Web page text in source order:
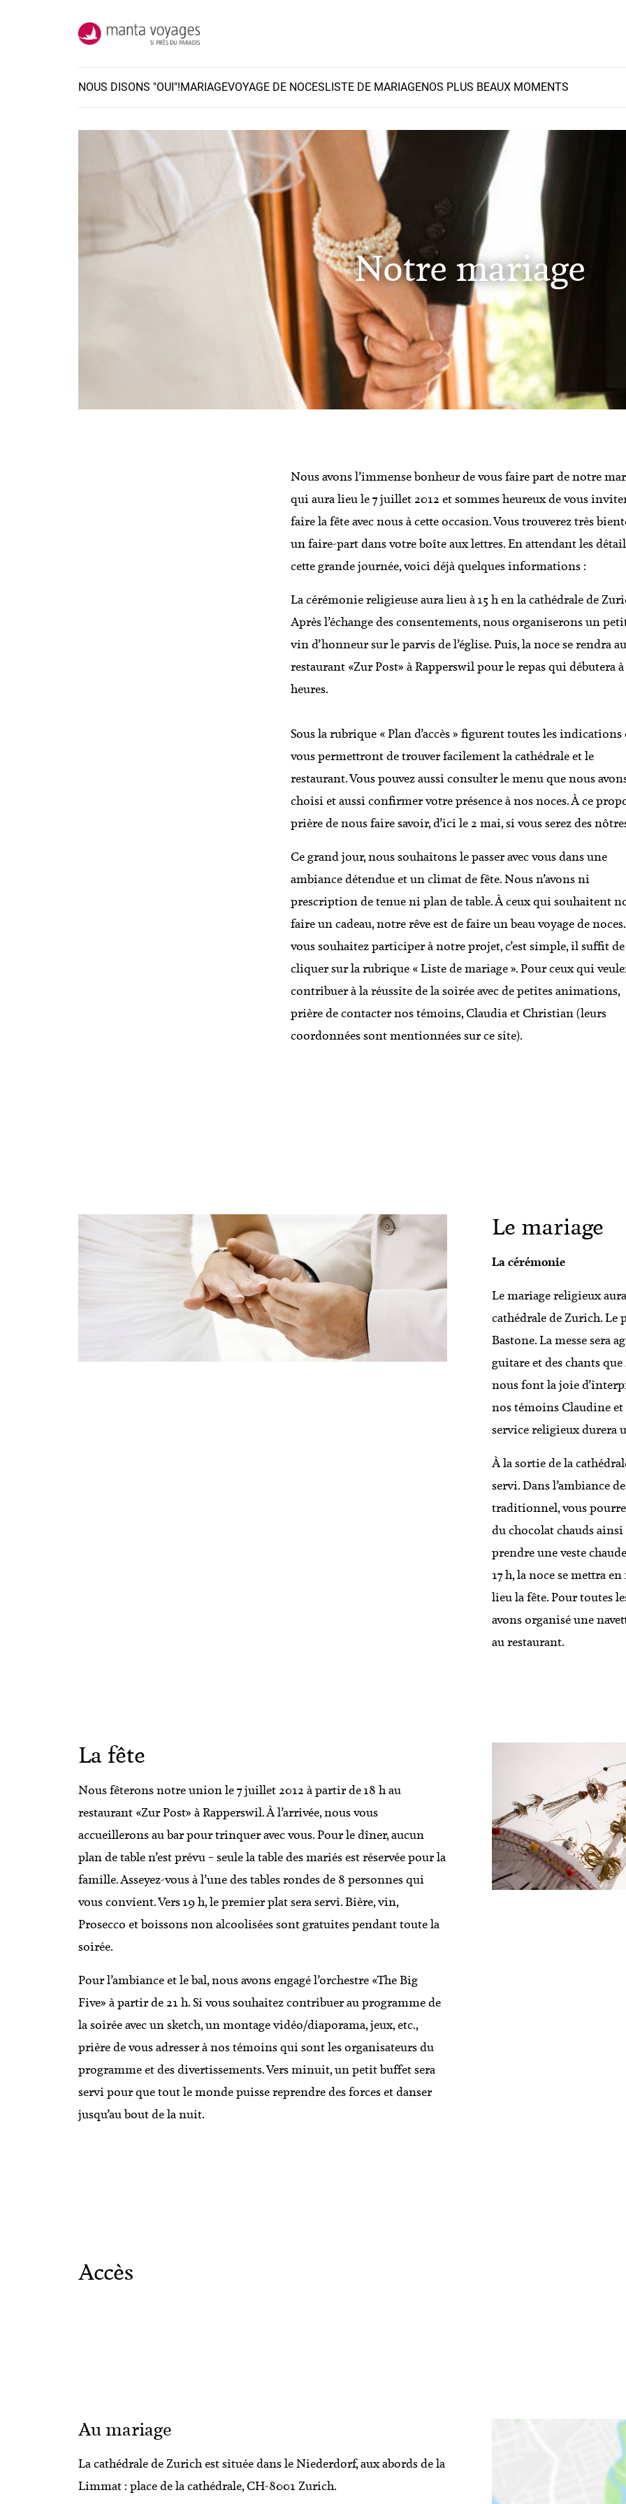
NOUS DISONS "OUI"!MARIAGEVOYAGE DE NOCESLISTE DE MARIAGENOS PLUS BEAUX MOMENTS
Notre mariage
Nous avons l’immense bonheur de vous faire part de notre
qui aura lieu le 7 juillet 2012 et sommes heureux de vous
faire la fête avec nous à cette occasion. Vous trouverez très
un faire-part dans votre boîte aux lettres. En attendant les
cette grande journée, voici déjà quelques informations :
La cérémonie religieuse aura lieu à 15 h en la cathédrale de
Après l’échange des consentements, nous organiserons un
vin d’honneur sur le parvis de l’église. Puis, la noce se rendra au
restaurant «Zur Post» à Rapperswil pour le repas qui débutera à
heures.
Sous la rubrique « Plan d’accès » figurent toutes les
vous permettront de trouver facilement la cathédrale et le
restaurant. Vous pouvez aussi consulter le menu que nous
choisi et aussi confirmer votre présence à nos noces. À ce
prière de nous faire savoir, d’ici le 2 mai, si vous serez des
Ce grand jour, nous souhaitons le passer avec vous dans une
ambiance détendue et un climat de fête. Nous n’avons ni
prescription de tenue ni plan de table. À ceux qui souhaitent
faire un cadeau, notre rêve est de faire un beau voyage de
vous souhaitez participer à notre projet, c’est simple, il suffit de
cliquer sur la rubrique « Liste de mariage ». Pour ceux qui
contribuer à la réussite de la soirée avec de petites animations,
prière de contacter nos témoins, Claudia et Christian (leurs
coordonnées sont mentionnées sur ce site).
Le mariage
La cérémonie
Le mariage religieux
cathédrale de Zurich.
Bastone. La messe sera
guitare et des chants
nous font la joie
nos témoins Claudine
service religieux durera
À la sortie de la
servi. Dans l’ambiance
traditionnel, vous
du chocolat chauds ainsi
prendre une veste
17 h, la noce se mettra
lieu la fête. Pour toutes
avons organisé une
au restaurant.
La fête
Nous fêterons notre union le 7 juillet 2012 à partir de 18 h au
restaurant «Zur Post» à Rapperswil. À l’arrivée, nous vous
accueillerons au bar pour trinquer avec vous. Pour le dîner, aucun
plan de table n’est prévu – seule la table des mariés est réservée pour la
famille. Asseyez-vous à l’une des tables rondes de 8 personnes qui
vous convient. Vers 19 h, le premier plat sera servi. Bière, vin,
Prosecco et boissons non alcoolisées sont gratuites pendant toute la
soirée.
Pour l’ambiance et le bal, nous avons engagé l’orchestre «The Big
Five» à partir de 21 h. Si vous souhaitez contribuer au programme de
la soirée avec un sketch, un montage vidéo/diaporama, jeux, etc.,
prière de vous adresser à nos témoins qui sont les organisateurs du
programme et des divertissements. Vers minuit, un petit buffet sera
servi pour que tout le monde puisse reprendre des forces et danser
jusqu’au bout de la nuit.
Accès
Au mariage
La cathédrale de Zurich est située dans le Niederdorf, aux abords de la
Limmat : place de la cathédrale, CH-8001 Zurich.